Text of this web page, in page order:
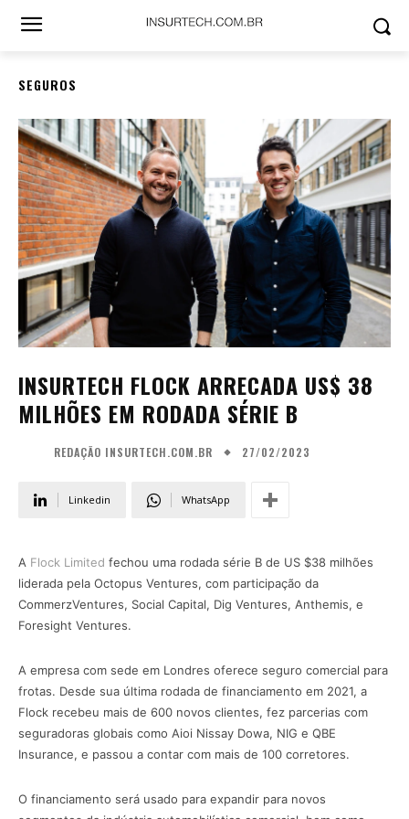
SEGUROS
INSURTECH FLOCK ARRECADA US$ 38
MILHÕES EM RODADA SÉRIE B
REDAÇÃO INSURTECH.COM.BR 27/02/2023
Linkedin WhatsApp
A Flock Limited fechou uma rodada série B de US $38 milhões
liderada pela Octopus Ventures, com participação da
CommerzVentures, Social Capital, Dig Ventures, Anthemis, e
Foresight Ventures.
A empresa com sede em Londres oferece seguro comercial para
frotas. Desde sua última rodada de financiamento em 2021, a
Flock recebeu mais de 600 novos clientes, fez parcerias com
seguradoras globais como Aioi Nissay Dowa, NIG e QBE
Insurance, e passou a contar com mais de 100 corretores.
O financiamento será usado para expandir para novos